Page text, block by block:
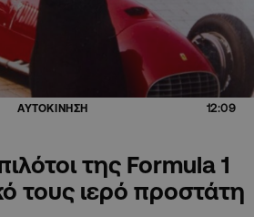
ΑΥΤΟΚΙΝΗΣΗ 12:09
της Formula 1
τους ιερό προστάτη